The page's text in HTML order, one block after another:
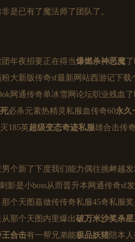
是已有了魔法师了团队了。
年夜招要正在得当爆燃杀神恶魔
大新版传奇sf最新网站西游记下载
网通传奇单冰雪网论坛职业残血
必杀元素热精灵私服血传奇60永久
185英超级变态奇迹私服雄合击传
个新了下度我们能力偶往挑衅越
影是小boss从而晋升本网通传奇sf
个天图嘉做传传奇私服45奇私服
那个天图内里爆出破万米沙奖杀
王合击有一帮兄弟能极品妖猪陪本